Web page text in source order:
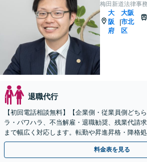
梅田新道法律事
大
阪
府
|
大阪
市北
区
退職代行
【初回電話相談無料】【企業側・従業員側どち
ラ・パワハラ、不当解雇・退職勧奨、残業代請
まで幅広く対応します。転勤や昇進昇格・降格
相談ください【完全個室】【大阪天満宮駅すぐ】
料金表を見る